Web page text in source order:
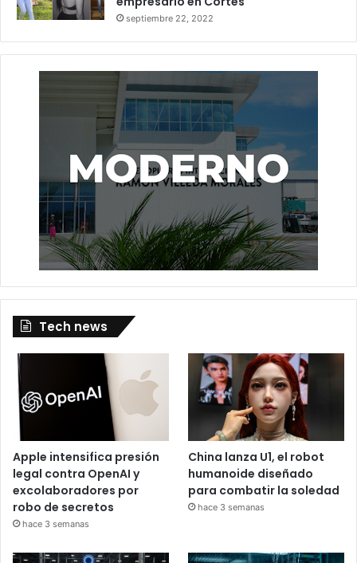
septiembre 22, 2022
Tech news
Apple intensifica presión
legal contra OpenAI y
excolaboradores por
robo de secretos
hace 3 semanas
China lanza U1, el robot
humanoide diseñado
para combatir la soledad
hace 3 semanas